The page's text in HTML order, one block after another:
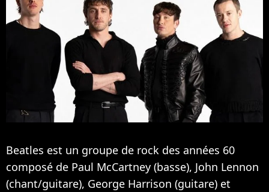
Beatles est un groupe de rock des années 60
composé de Paul McCartney (basse), John Lennon
(chant/guitare), George Harrison (guitare) et